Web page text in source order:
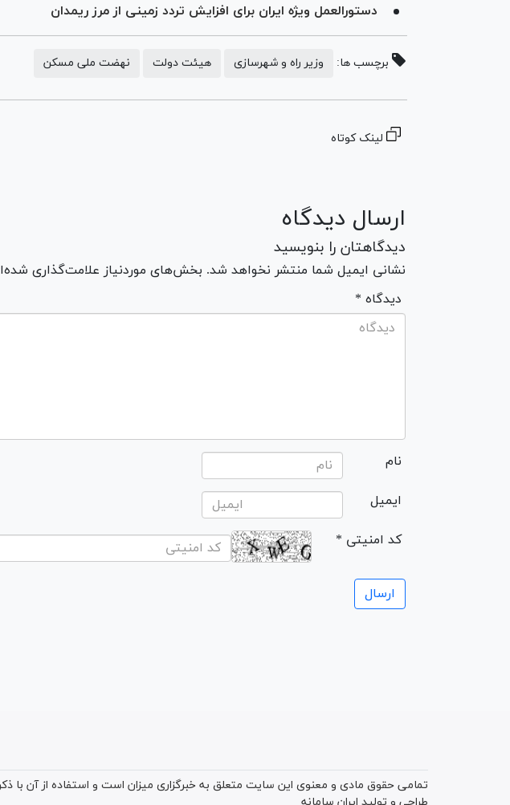
دستورالعمل ویژه ایران برای افزایش تردد زمینی از مرز ریمدان
برچسب ها: وزیر راه و شهرسازی هیئت دولت نهضت ملی مسکن
لینک کوتاه
ارسال دیدگاه
دیدگاهتان را بنویسید
نشانی ایمیل شما منتشر نخواهد شد. بخش‌های موردنیاز علامت‌گذاری
* دیدگاه
نام
ایمیل
* کد امنیتی
تمامی حقوق مادی و معنوی این سایت متعلق به خبرگزاری میزان است و استفاده از آن با
طراحی و تولید ایران سامانه